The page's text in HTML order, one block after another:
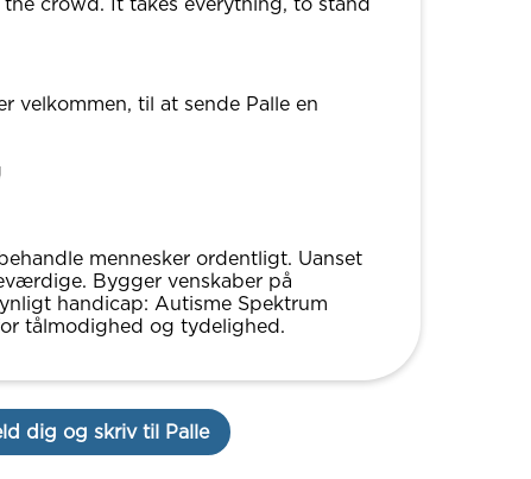
velkommen, til at sende Palle en
mennesker ordentligt. Uanset
Bygger venskaber på
handicap: Autisme Spektrum
tålmodighed og tydelighed.
dig og skriv til Palle